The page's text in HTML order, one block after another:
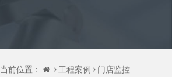
当前位置： 工程案例 门店监控